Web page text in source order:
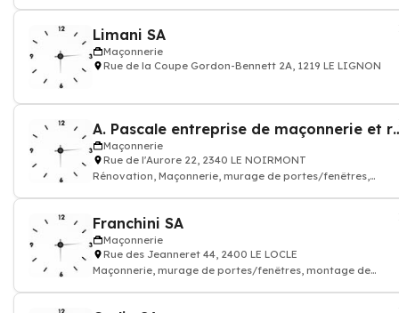
Limani SA
Maçonnerie
Rue de la Coupe Gordon-Bennett 2A, 1219 LE LIGNON
A. Pascale
Maçonnerie
Rue de l'Aurore 22, 2340 LE NOIRMONT
Rénovation, Maçonnerie, murage de portes/fenêtres,
Franchini SA
Maçonnerie
Rue des Jeanneret 44, 2400 LE LOCLE
Maçonnerie, murage de portes/fenêtres, montage de